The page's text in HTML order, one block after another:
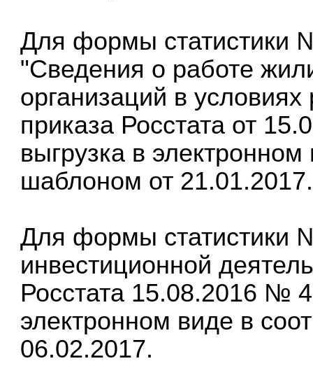
Для формы статистики
"Сведения о работе
организаций в
приказа Росстата от
выгрузка в
шаблоном от 21.01.2017.
Для формы статистики
инвестиционной
Росстата 15.08.2016 №
электронном виде в
06.02.2017.